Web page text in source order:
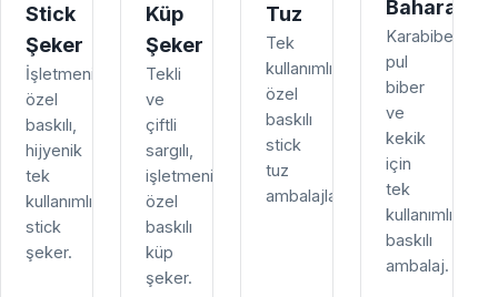
Stick
Şeker
İşletmenize
özel
baskılı,
hijyenik
tek
kullanımlık
stick
şeker.
Küp
Şeker
Tekli
ve
çiftli
sargılı,
işletmenize
özel
baskılı
küp
şeker.
Tuz
Tek
kullanımlık,
özel
baskılı
stick
tuz
ambalajları.
Baharat
Karabiber,
pul
biber
ve
kekik
için
tek
kullanımlık
baskılı
ambalaj.